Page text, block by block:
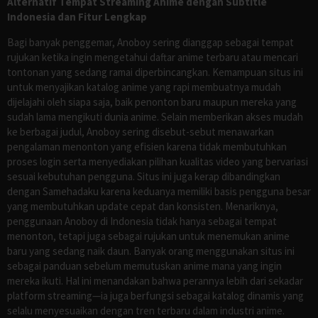
Indonesia dan Fitur Lengkap
Bagi banyak penggemar, Anoboy sering dianggap sebagai tempat
rujukan ketika ingin mengetahui daftar anime terbaru atau mencari
tontonan yang sedang ramai diperbincangkan. Kemampuan situs ini
untuk menyajikan katalog anime yang rapi membuatnya mudah
dijelajahi oleh siapa saja, baik penonton baru maupun mereka yang
sudah lama mengikuti dunia anime. Selain memberikan akses mudah
ke berbagai judul, Anoboy sering disebut-sebut menawarkan
pengalaman menonton yang efisien karena tidak membutuhkan
proses login serta menyediakan pilihan kualitas video yang bervariasi
sesuai kebutuhan pengguna. Situs ini juga kerap dibandingkan
dengan Samehadaku karena keduanya memiliki basis pengguna besar
yang membutuhkan update cepat dan konsisten. Menariknya,
penggunaan Anoboy di Indonesia tidak hanya sebagai tempat
menonton, tetapi juga sebagai rujukan untuk menemukan anime
baru yang sedang naik daun. Banyak orang menggunakan situs ini
sebagai panduan sebelum memutuskan anime mana yang ingin
mereka ikuti. Hal ini menandakan bahwa perannya lebih dari sekadar
platform streaming—ia juga berfungsi sebagai katalog dinamis yang
selalu menyesuaikan dengan tren terbaru dalam industri anime.